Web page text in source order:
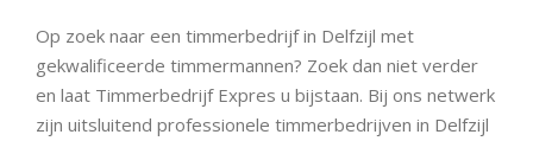
Op zoek naar een timmerbedrijf in Delfzijl met
gekwalificeerde timmermannen? Zoek dan niet verder
en laat Timmerbedrijf Expres u bijstaan. Bij ons netwerk
zijn uitsluitend professionele timmerbedrijven in Delfzijl